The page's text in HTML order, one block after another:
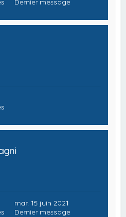
Dernier message
mar. 15 juin 2021
Dernier message